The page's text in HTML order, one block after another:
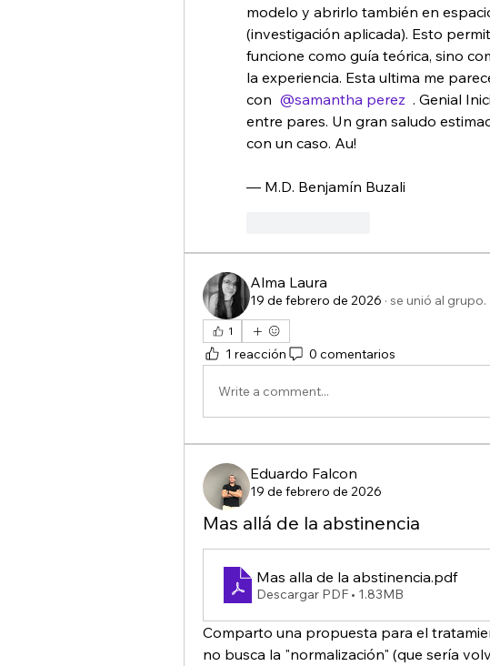
modelo y abrirlo también en
(investigación aplicada). Esto
funcione como guía teórica, sino
la experiencia. Esta ultima me
con @samantha perez . Genial
entre pares. Un gran saludo
con un caso. Au!
— M.D. Benjamín Buzali
Alma Laura
19 de febrero de 2026 · se unió al grupo.
1
1 reacción 0 comentarios
Write a comment...
Eduardo Falcon
19 de febrero de 2026
Mas allá de la abstinencia
Mas alla de la abstinencia.pdf
Descargar PDF • 1.83MB
Comparto una propuesta para el
no busca la "normalización" (que sería